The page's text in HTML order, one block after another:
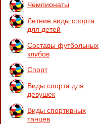
Чемпионаты
Летние виды спорта
для детей
Составы футбольных
клубов
Спорт
Виды спорта для
девушек
Виды спортивных
танцев